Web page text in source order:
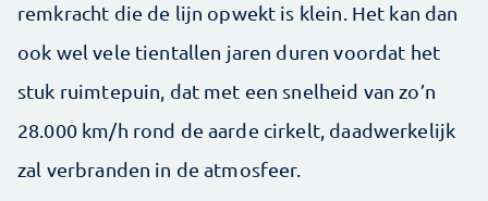
remkracht die de lijn opwekt is klein. Het kan dan
ook wel vele tientallen jaren duren voordat het
stuk ruimtepuin, dat met een snelheid van zo’n
28.000 km/h rond de aarde cirkelt, daadwerkelijk
zal verbranden in de atmosfeer.